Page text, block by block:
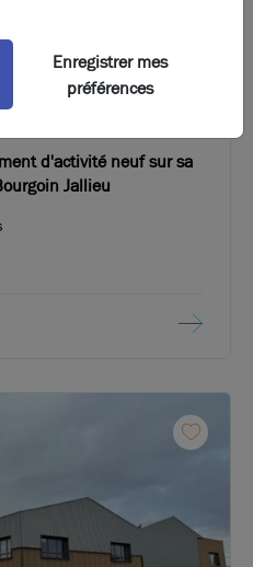
d'activité neuf sur sa
indépendante - Bourgoin Jallieu
Enregistrer mes
préférences